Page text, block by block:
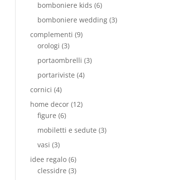
bomboniere kids (6)
bomboniere wedding (3)
complementi (9)
orologi (3)
portaombrelli (3)
portariviste (4)
cornici (4)
home decor (12)
figure (6)
mobiletti e sedute (3)
vasi (3)
idee regalo (6)
clessidre (3)